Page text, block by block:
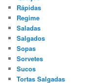
Rápidas
Regime
Saladas
Salgados
Sopas
Sorvetes
Sucos
Tortas Salgadas